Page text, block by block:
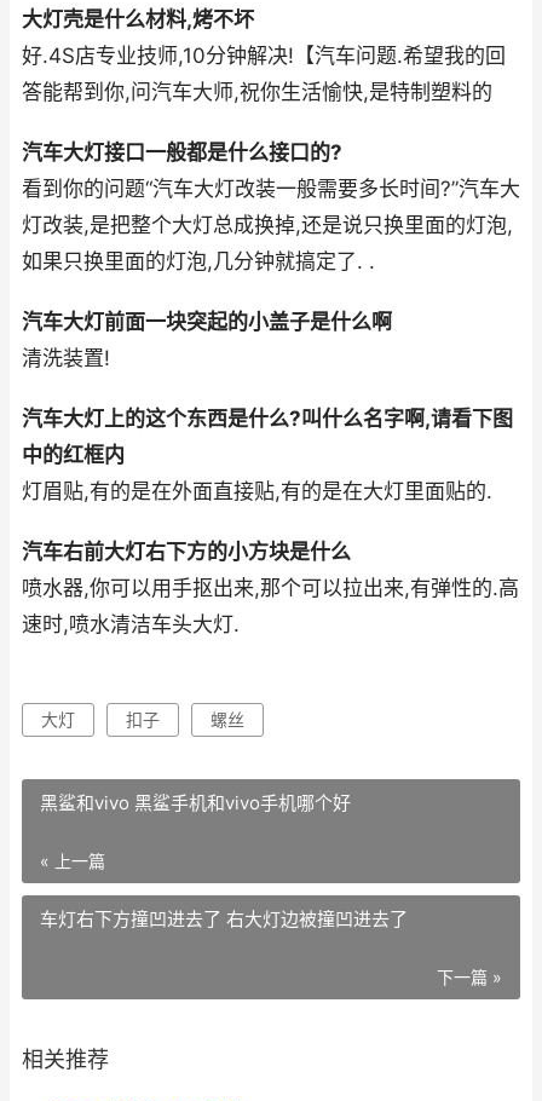
大灯壳是什么材料,烤不坏
好.4S店专业技师,10分钟解决!【汽车问题.希望我的回
答能帮到你,问汽车大师,祝你生活愉快,是特制塑料的
汽车大灯接口一般都是什么接口的?
看到你的问题“汽车大灯改装一般需要多长时间?”汽车大
灯改装,是把整个大灯总成换掉,还是说只换里面的灯泡,
如果只换里面的灯泡,几分钟就搞定了. .
汽车大灯前面一块突起的小盖子是什么啊
清洗装置!
汽车大灯上的这个东西是什么?叫什么名字啊,请看下图
中的红框内
灯眉贴,有的是在外面直接贴,有的是在大灯里面贴的.
汽车右前大灯右下方的小方块是什么
喷水器,你可以用手抠出来,那个可以拉出来,有弹性的.高
速时,喷水清洁车头大灯.
大灯 扣子 螺丝
黑鲨和vivo 黑鲨手机和vivo手机哪个好
« 上一篇
车灯右下方撞凹进去了 右大灯边被撞凹进去了
下一篇 »
相关推荐